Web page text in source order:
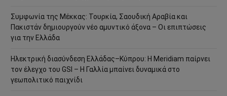
Συμφωνία της Μέκκας: Τουρκία, Σαουδική Αραβία και
Πακιστάν δημιουργούν νέο αμυντικό άξονα – Οι επιπτώσεις
για την Ελλάδα
Ηλεκτρική διασύνδεση Ελλάδας–Κύπρου: Η Meridiam παίρνει
τον έλεγχο του GSI – Η Γαλλία μπαίνει δυναμικά στο
γεωπολιτικό παιχνίδι